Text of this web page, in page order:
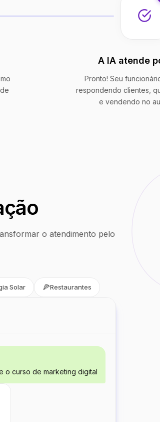
A IA atende
Pronto! Seu
respondendo clientes,
e vendendo no
o atendimento pelo
Solar 🍕Restaurantes
o curso de marketing digital